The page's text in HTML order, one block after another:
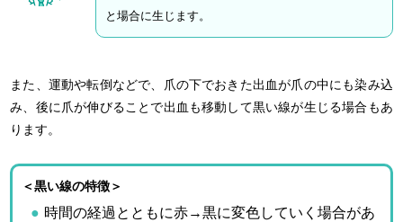
と場合に生じます。
また、運動や転倒などで、爪の下でおきた出血が爪の中にも染み込
み、後に爪が伸びることで出血も移動して黒い線が生じる場合もあ
ります。
＜黒い線の特徴＞
時間の経過とともに赤→黒に変色していく場合があ